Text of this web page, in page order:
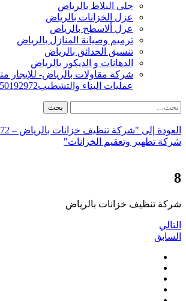
جلى البلاط بالرياض
عزل الخزانات بالرياض
عزل ألاسطح بالرياض
ترميم وصيانة المنازل بالرياض
تنسيق الحدائق بالرياض
الدهانات و الديكور بالرياض
شركة مقاولات بالرياض-
عمليات البناء والتشطيب0550192972
شركة تطهير وتعقيم الخزانات"
8
شركة تنظيف خزانات بالرياض
التالي
السابق